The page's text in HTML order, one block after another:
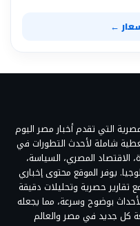
←
التي تقدم أخبار مصر اليوم
شاملة لأحدث التطورات في
الاقتصاد المصري، السياسة،
يوفر الموقع محتوى إخباري
تقارير حصرية وتحليلات دقيقة
بوضوح وسرعة، مما يجعله
كل جديد في مصر والعالم